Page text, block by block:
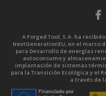
A Forged Tool, S.A. ha
NextGenerationEU, en el marco
para Desarrollo de energías
autoconsumo y
implantación de sistemas
para la Transición Ecológica y el
a través de